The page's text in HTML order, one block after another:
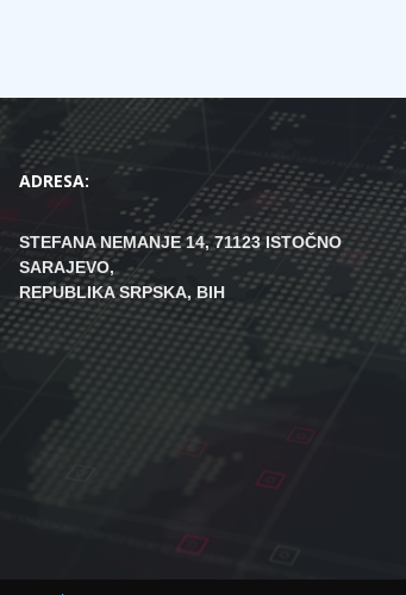
ADRESA:
STEFANA NEMANJE 14, 71123 ISTOČNO
SARAJEVO,
REPUBLIKA SRPSKA, BIH